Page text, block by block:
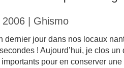
| Ghismo
dernier jour dans nos locaux
! Aujourd’hui, je clos un
pour en conserver